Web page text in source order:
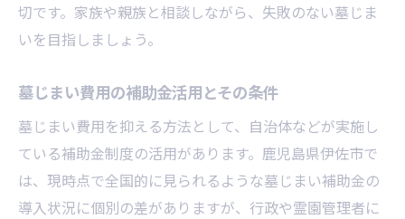
切です。家族や親族と相談しながら、失敗のない墓じま
いを目指しましょう。
墓じまい費用の補助金活用とその条件
墓じまい費用を抑える方法として、自治体などが実施し
ている補助金制度の活用があります。鹿児島県伊佐市で
は、現時点で全国的に見られるような墓じまい補助金の
導入状況に個別の差がありますが、行政や霊園管理者に